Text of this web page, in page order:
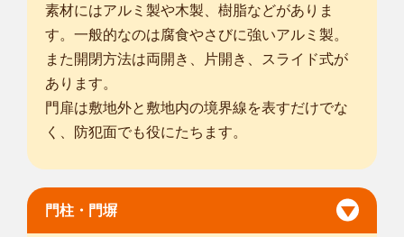
素材にはアルミ製や木製、樹脂などがありま
す。一般的なのは腐食やさびに強いアルミ製。
また開閉方法は両開き、片開き、スライド式が
あります。
門扉は敷地外と敷地内の境界線を表すだけでな
く、防犯面でも役にたちます。
門柱・門塀